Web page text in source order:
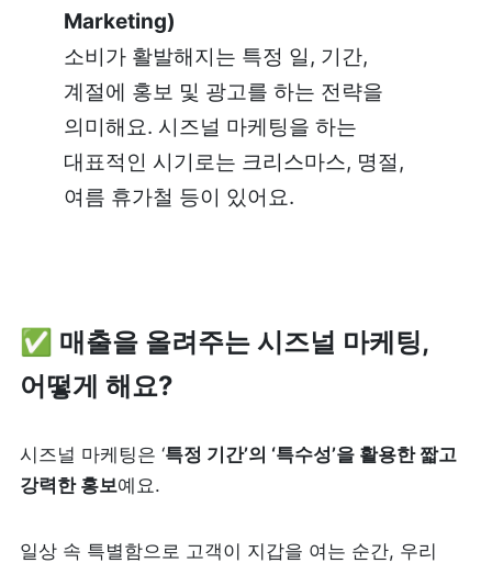
피트니스
추천 조합
사장님 스토리
광고 제휴
상담 받기
제품 도입 문의
소비가 활발해지는 특정 일, 기간,
계절에 홍보 및 광고를 하는 전략을
의미해요. 시즈널 마케팅을 하는
대표적인 시기로는 크리스마스, 명절,
여름 휴가철 등이 있어요.
✅ 매출을 올려주는 시즈널 마케팅,
어떻게 해요?
시즈널 마케팅은 ‘특정 기간’의 ‘특수성’을 활용한 짧고
강력한 홍보예요.
일상 속 특별함으로 고객이 지갑을 여는 순간, 우리